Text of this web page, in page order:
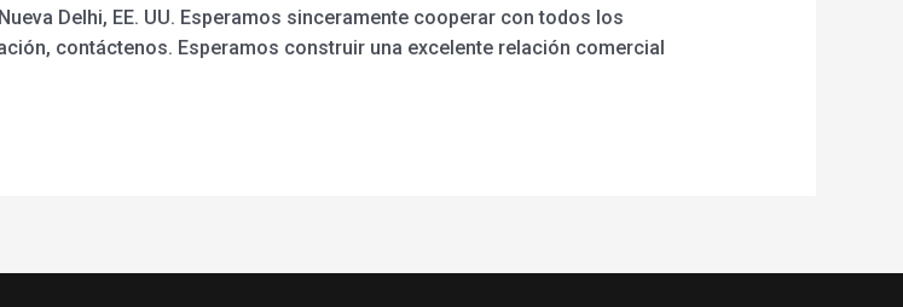
Delhi, EE. UU. Esperamos sinceramente cooperar con todos los
contáctenos. Esperamos construir una excelente relación comercial